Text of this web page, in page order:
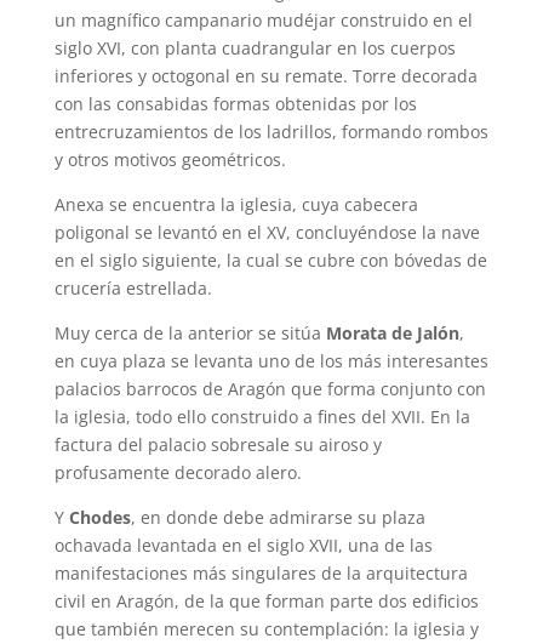
un magnífico campanario mudéjar construido en el
siglo XVI, con planta cuadrangular en los cuerpos
inferiores y octogonal en su remate. Torre decorada
con las consabidas formas obtenidas por los
entrecruzamientos de los ladrillos, formando rombos
y otros motivos geométricos.
Anexa se encuentra la iglesia, cuya cabecera
poligonal se levantó en el XV, concluyéndose la nave
en el siglo siguiente, la cual se cubre con bóvedas de
crucería estrellada.
Muy cerca de la anterior se sitúa Morata de Jalón,
en cuya plaza se levanta uno de los más interesantes
palacios barrocos de Aragón que forma conjunto con
la iglesia, todo ello construido a fines del XVII. En la
factura del palacio sobresale su airoso y
profusamente decorado alero.
Y Chodes, en donde debe admirarse su plaza
ochavada levantada en el siglo XVII, una de las
manifestaciones más singulares de la arquitectura
civil en Aragón, de la que forman parte dos edificios
que también merecen su contemplación: la iglesia y